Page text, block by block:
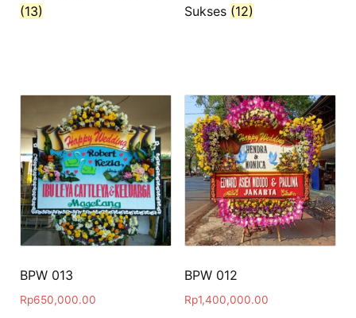
(13)
Sukses (12)
BPW 013
Rp650,000.00
BPW 012
Rp1,400,000.00